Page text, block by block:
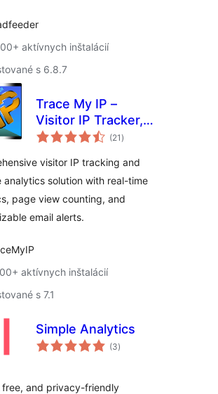
aktívnych inštalácií
s 6.8.7
Trace My IP –
Visitor IP Tracker,
Stats Analytics &
Counter with Email
Alerts
(21 celkové
hodnotenie
)
visitor IP tracking and
analytics solution with real-time
page view counting, and
email alerts.
aktívnych inštalácií
s 7.1
Simple Analytics
(3celkové
hodnotenie
)
free, and privacy-friendly